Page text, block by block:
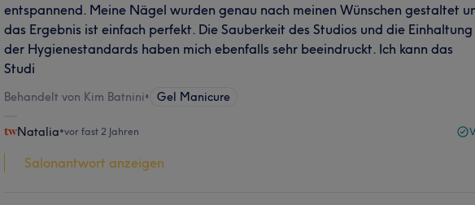
entspannend. Meine Nägel wurden genau nach meinen Wünschen gestaltet
das Ergebnis ist einfach perfekt. Die Sauberkeit des Studios und die Einhaltung
der Hygienestandards haben mich ebenfalls sehr beeindruckt. Ich kann das
Studi
Behandelt von Kim Batnini• Gel Manicure
Natalia•vor fast 2 Jahren
Salonantwort anzeigen